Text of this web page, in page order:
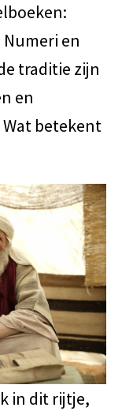
Numeri en
traditie zijn
en
betekent
in dit rijtje,